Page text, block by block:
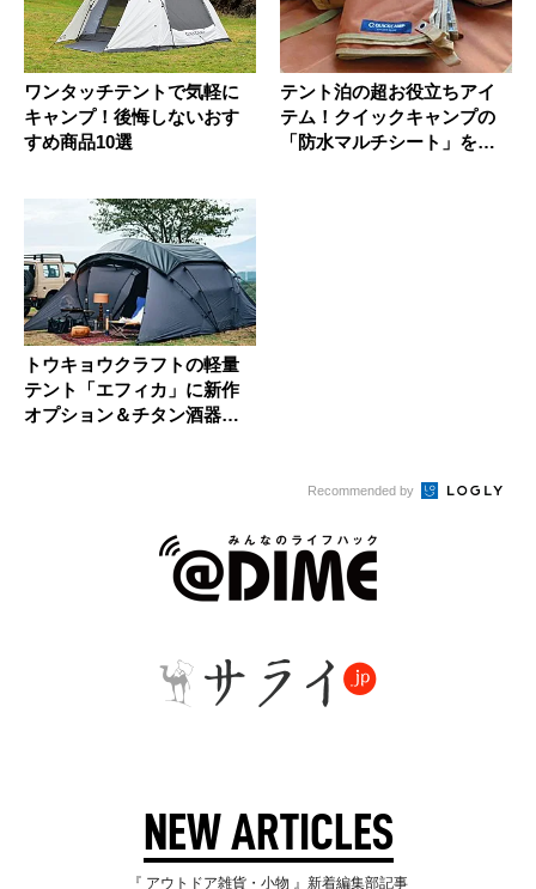
ワンタッチテントで気軽に
キャンプ！後悔しないおす
すめ商品10選
テント泊の超お役立ちアイ
テム！クイックキャンプの
「防水マルチシート」を紹
トウキョウクラフトの軽量
テント「エフィカ」に新作
オプション＆チタン酒器が
Recommended by
NEW ARTICLES
『 アウトドア雑貨・小物 』新着編集部記事